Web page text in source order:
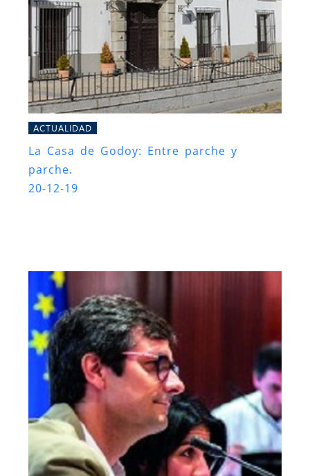
ACTUALIDAD
La Casa de Godoy: Entre parche y
parche.
20-12-19